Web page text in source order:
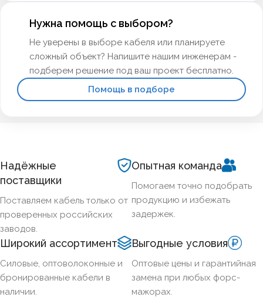
Нужна помощь с выбором?
Не уверены в выборе кабеля или планируете
сложный объект? Напишите нашим инженерам -
подберем решение под ваш проект бесплатно.
Помощь в подборе
Надёжные
поставщики
Поставляем кабель только от
проверенных российских
заводов.
Опытная команда
Помогаем точно подобрать
продукцию и избежать
задержек.
Широкий ассортимент
Силовые, оптоволоконные и
бронированные кабели в
наличии.
Выгодные условия
Оптовые цены и гарантийная
замена при любых форс-
мажорах.